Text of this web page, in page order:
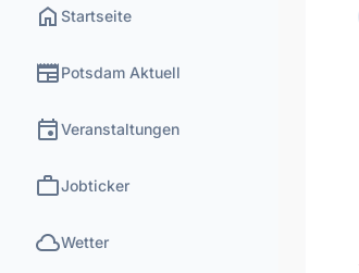
home Startseite
newspaperPotsdam Aktuell
eventVeranstaltungen
workJobticker
cloudWetter